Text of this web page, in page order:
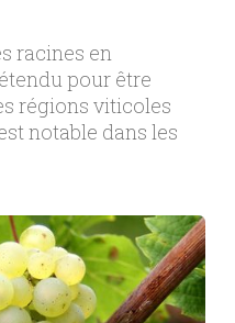
racines en
pour être
régions viticoles
notable dans les